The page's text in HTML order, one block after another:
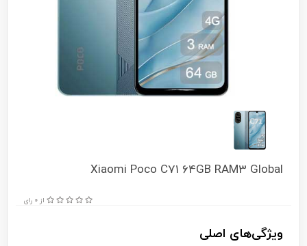
Xiaomi Poco C71 64GB RAM3 Global
از 0 رای
ویژگی‌های اصلی